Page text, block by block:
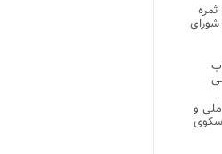
و
سکوی